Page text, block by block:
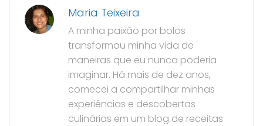
Maria Teixeira
A minha paixão por bolos
transformou minha vida de
maneiras que eu nunca poderia
imaginar. Há mais de dez anos,
comecei a compartilhar minhas
experiências e descobertas
culinárias em um blog de receitas